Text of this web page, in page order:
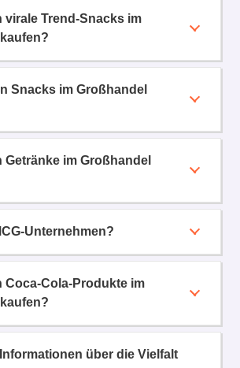
virale Trend-Snacks im
Snacks im Großhandel
Getränke im Großhandel
Unternehmen?
Coca-Cola-Produkte im
über die Vielfalt